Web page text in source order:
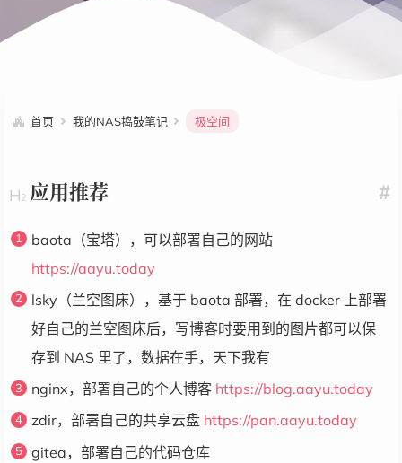
首页 我的NAS捣鼓笔记 极空间
#
应用推荐
baota（宝塔），可以部署自己的网站
https://aayu.today
lsky（兰空图床），基于 baota 部署，在 docker 上部署
好自己的兰空图床后，写博客时要用到的图片都可以保
存到 NAS 里了，数据在手，天下我有
nginx，部署自己的个人博客 https://blog.aayu.today
zdir，部署自己的共享云盘 https://pan.aayu.today
gitea，部署自己的代码仓库